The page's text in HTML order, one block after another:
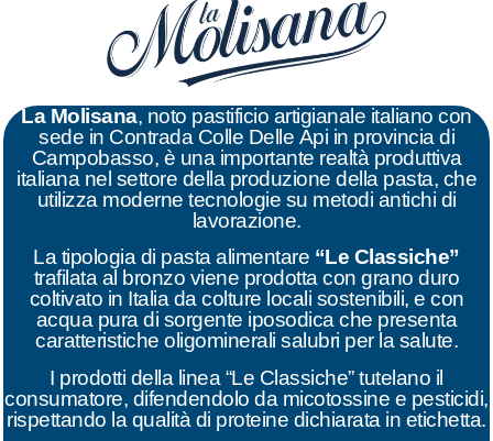
La Molisana, noto pastificio artigianale italiano con
sede in Contrada Colle Delle Api in provincia di
Campobasso, è una importante realtà produttiva
italiana nel settore della produzione della pasta, che
utilizza moderne tecnologie su metodi antichi di
lavorazione.
La tipologia di pasta alimentare “Le Classiche”
trafilata al bronzo viene prodotta con grano duro
coltivato in Italia da colture locali sostenibili, e con
acqua pura di sorgente iposodica che presenta
caratteristiche oligominerali salubri per la salute.
I prodotti della linea “Le Classiche” tutelano il
consumatore, difendendolo da micotossine e pesticidi,
rispettando la qualità di proteine dichiarata in etichetta.